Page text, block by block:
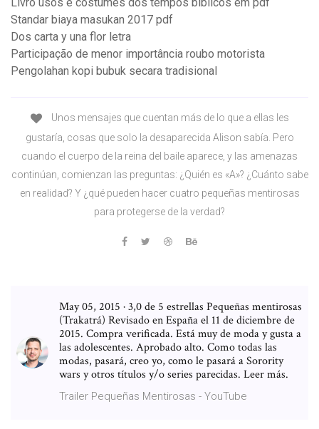
Livro usos e costumes dos tempos bíblicos em pdf
Standar biaya masukan 2017 pdf
Dos carta y una flor letra
Participação de menor importância roubo motorista
Pengolahan kopi bubuk secara tradisional
Unos mensajes que cuentan más de lo que a ellas les
gustaría, cosas que solo la desaparecida Alison sabía. Pero
cuando el cuerpo de la reina del baile aparece, y las amenazas
continúan, comienzan las preguntas: ¿Quién es «A»? ¿Cuánto sabe
en realidad? Y ¿qué pueden hacer cuatro pequeñas mentirosas
para protegerse de la verdad?
May 05, 2015 · 3,0 de 5 estrellas Pequeñas mentirosas
(Trakatrá) Revisado en España el 11 de diciembre de
2015. Compra verificada. Está muy de moda y gusta a
las adolescentes. Aprobado alto. Como todas las
modas, pasará, creo yo, como le pasará a Sorority
wars y otros títulos y/o series parecidas. Leer más.
Trailer Pequeñas Mentirosas - YouTube